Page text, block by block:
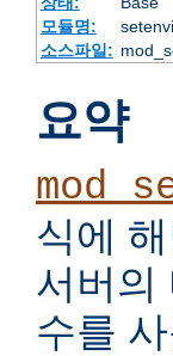
모듈명:
소스파일:
요약
식에
서버의
수를